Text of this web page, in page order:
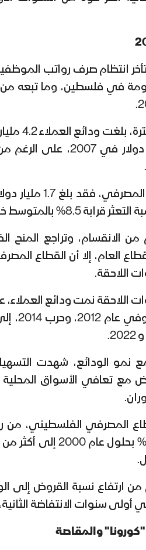
2006، تأخر انتظام صرف رواتب
في فلسطين، وما تبعه من
5.1 مليارات دولار في
بالمتوسط خلال تلك الفترة.
الانقسام، وتراجع المنح
العام، إلا أن القطاع
اللاحقة.
اللاحقة نمت ودائع
في
نمو الودائع، شهدت
مع تعافي الأسواق المحلية
المصرفي الفلسطيني، من
ارتفاع نسبة القروض إلى
والمقاصة